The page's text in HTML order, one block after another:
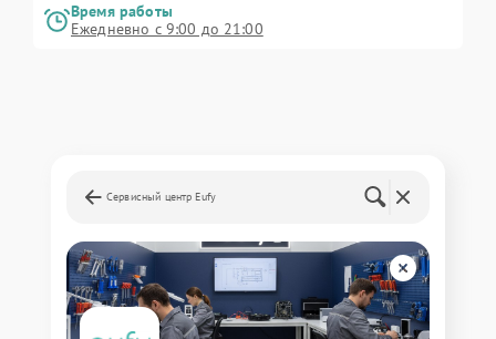
Время работы
Ежедневно с 9:00 до 21:00
Сервисный центр Eufy